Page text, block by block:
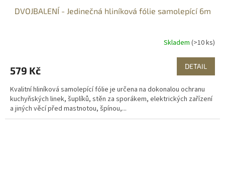
DVOJBALENÍ - Jedinečná hliníková fólie samolepící 6m
Skladem (>10 ks)
579 Kč DETAIL
Kvalitní hliníková samolepící fólie je určena na dokonalou ochranu
kuchyňských linek, šuplíků, stěn za sporákem, elektrických zařízení
a jiných věcí před mastnotou, špínou,...